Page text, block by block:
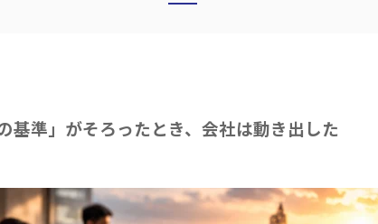
基準」がそろったとき、会社は動き出した